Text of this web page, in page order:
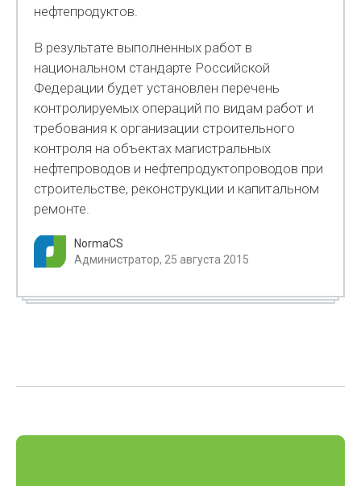
нефтепродуктов.
В результате выполненных работ в
национальном стандарте Российской
Федерации будет установлен перечень
контролируемых операций по видам работ и
требования к организации строительного
контроля на объектах магистральных
нефтепроводов и нефтепродуктопроводов при
строительстве, реконструкции и капитальном
ремонте.
NormaCS
Администратор, 25 августа 2015